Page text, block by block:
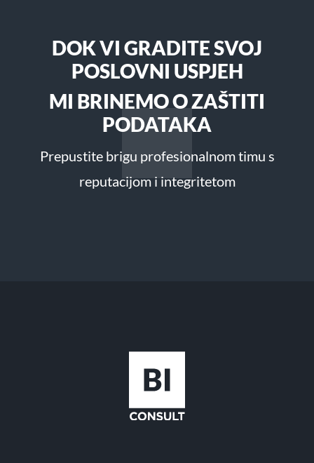
DOK VI GRADITE SVOJ
POSLOVNI USPJEH
MI BRINEMO O ZAŠTITI
PODATAKA
Prepustite brigu profesionalnom timu s
reputacijom i integritetom